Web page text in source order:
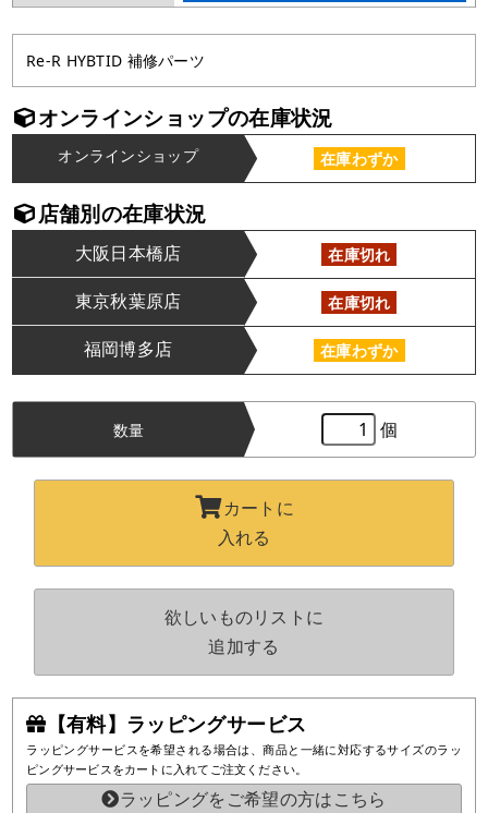
Re-R HYBTID 補修パーツ
オンラインショップの在庫状況
オンラインショップ 在庫わずか
店舗別の在庫状況
大阪日本橋店 在庫切れ
東京秋葉原店 在庫切れ
福岡博多店 在庫わずか
【有料】ラッピングサービス
ラッピングサービスを希望される場合は、商品と一緒に対応するサイズのラッ
ピングサービスをカートに入れてご注文ください。
ラッピングをご希望の方はこちら
数量 個
カートに
入れる
欲しいものリストに
追加する